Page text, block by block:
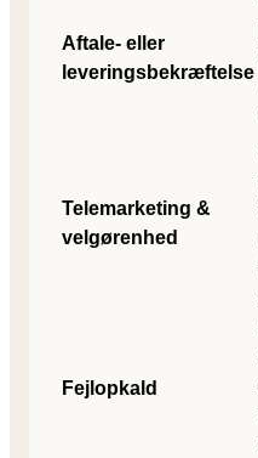
Aftale- eller
leveringsbekræftelse
Telemarketing &
velgørenhed
Fejlopkald